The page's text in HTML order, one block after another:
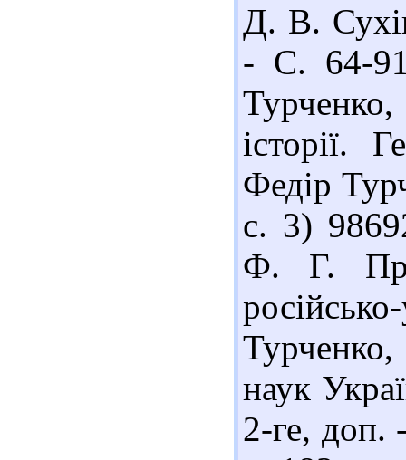
Д. В.
- С. 64-
історії.
Федір
с. 3)
Ф. Г.
наук
2-ге, доп.